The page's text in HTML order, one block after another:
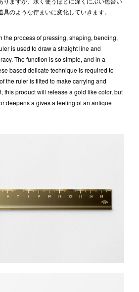
のような佇まいに変化していきます。
the process of pressing, shaping, bending,
is used to draw a straight line and
The function is so simple, and in a
based delicate technique is required to
the ruler is tilted to make carrying and
this product will release a gold like color, but
deepens a gives a feeling of an antique